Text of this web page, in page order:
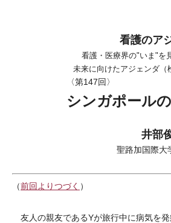
看護のア
看護・医療界の"いま"を
未来に向けたアジェンダ（
〈第147回〉
シンガポール
井部
聖路加国際大
（前回よりつづく ）
友人の親友であるYが旅行中に病気を